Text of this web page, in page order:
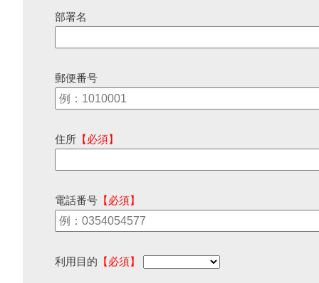
部署名
郵便番号
住所 【必須】
電話番号 【必須】
利用目的 【必須】